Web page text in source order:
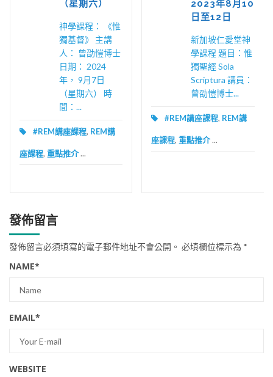
（星期六）
神學課程： 《惟
獨基督》 主講
人： 曾劭愷博士
日期： 2024
年， 9月7日
（星期六） 時
間：...
#REM講座課程, REM講
座課程, 重點推介 ...
2023年8月10
日至12日
新加坡仁愛堂神
學課程 題目：惟
獨聖經 Sola
Scriptura 講員：
曾劭愷博士...
#REM講座課程, REM講
座課程,重點推介...
發佈留言
發佈留言必須填寫的電子郵件地址不會公開。 必填欄位標示為 *
NAME*
EMAIL*
WEBSITE